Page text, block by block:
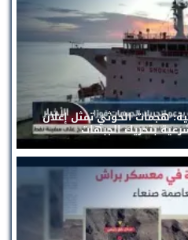
هجمات الحوثي تمثل إعلان
بتحريك الجبهات